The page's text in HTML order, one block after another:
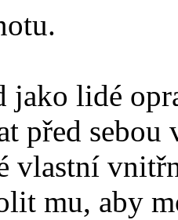
lidé
před
vlastní
mu, aby